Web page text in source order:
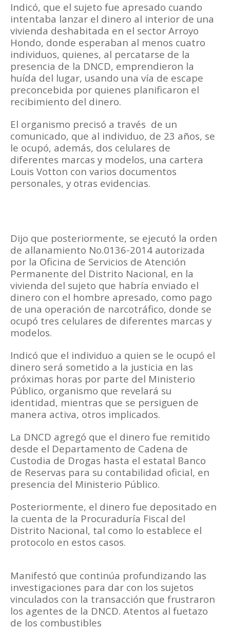
Indicó, que el sujeto fue apresado cuando
intentaba lanzar el dinero al interior de una
vivienda deshabitada en el sector Arroyo
Hondo, donde esperaban al menos cuatro
individuos, quienes, al percatarse de la
presencia de la DNCD, emprendieron la
huída del lugar, usando una vía de escape
preconcebida por quienes planificaron el
recibimiento del dinero.
El organismo precisó a través de un
comunicado, que al individuo, de 23 años, se
le ocupó, además, dos celulares de
diferentes marcas y modelos, una cartera
Louis Votton con varios documentos
personales, y otras evidencias.
Dijo que posteriormente, se ejecutó la orden
de allanamiento No.0136-2014 autorizada
por la Oficina de Servicios de Atención
Permanente del Distrito Nacional, en la
vivienda del sujeto que habría enviado el
dinero con el hombre apresado, como pago
de una operación de narcotráfico, donde se
ocupó tres celulares de diferentes marcas y
modelos.
Indicó que el individuo a quien se le ocupó el
dinero será sometido a la justicia en las
próximas horas por parte del Ministerio
Público, organismo que revelará su
identidad, mientras que se persiguen de
manera activa, otros implicados.
La DNCD agregó que el dinero fue remitido
desde el Departamento de Cadena de
Custodia de Drogas hasta el estatal Banco
de Reservas para su contabilidad oficial, en
presencia del Ministerio Público.
Posteriormente, el dinero fue depositado en
la cuenta de la Procuraduría Fiscal del
Distrito Nacional, tal como lo establece el
protocolo en estos casos.
Manifestó que continúa profundizando las
investigaciones para dar con los sujetos
vinculados con la transacción que frustraron
los agentes de la DNCD. Atentos al fuetazo
de los combustibles